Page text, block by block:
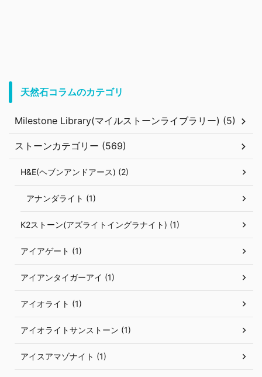
天然石コラムのカテゴリ
Milestone Library(マイルストーンライブラリー) (5)
ストーンカテゴリー (569)
H&E(ヘブンアンドアース) (2)
アナンダライト (1)
K2ストーン(アズライトイングラナイト) (1)
アイアゲート (1)
アイアンタイガーアイ (1)
アイオライト (1)
アイオライトサンストーン (1)
アイスアマゾナイト (1)